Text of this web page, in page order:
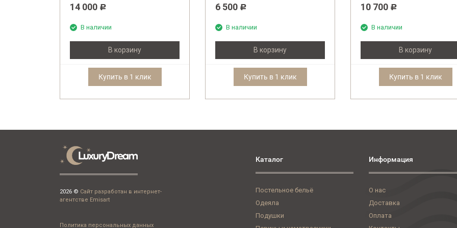
14 000 Р
В наличии
В корзину
Купить в 1 клик
6 500 Р
В наличии
В корзину
Купить в 1 клик
10 700 Р
В наличии
В корзину
Купить в 1 клик
2026 © Сайт разработан в интернет-
агентстве Emisart
Политика персональных данных
Каталог
Постельное бельё
Одеяла
Подушки
Информация
О нас
Доставка
Оплата